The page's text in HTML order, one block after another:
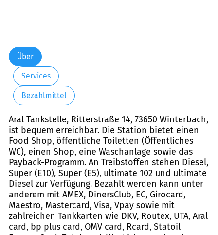
Über
Services
Bezahlmittel
Aral Tankstelle, Ritterstraße 14, 73650 Winterbach,
ist bequem erreichbar. Die Station bietet einen
Food Shop, öffentliche Toiletten (Öffentliches
WC), einen Shop, eine Waschanlage sowie das
Payback-Programm. An Treibstoffen stehen Diesel,
Super (E10), Super (E5), ultimate 102 und ultimate
Diesel zur Verfügung. Bezahlt werden kann unter
anderem mit AMEX, DinersClub, EC, Girocard,
Maestro, Mastercard, Visa, Vpay sowie mit
zahlreichen Tankkarten wie DKV, Routex, UTA, Aral
card, bp plus card, OMV card, Rcard, Statoil